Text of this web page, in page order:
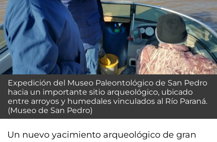
Expedición del Museo Paleontológico de San Pedro
hacia un importante sitio arqueológico, ubicado
entre arroyos y humedales vinculados al Río Paraná.
(Museo de San Pedro)
Un nuevo yacimiento arqueológico de gran